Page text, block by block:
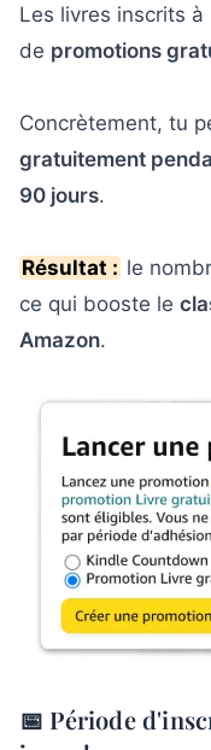
Les livres inscrits à
de promotions
Concrètement, tu
gratuitement
90 jours.
Résultat : le
ce qui booste le
Amazon.
📅 Période